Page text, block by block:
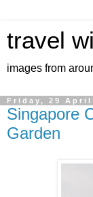
travel
images from
Friday, 29 April
Singapore
Garden